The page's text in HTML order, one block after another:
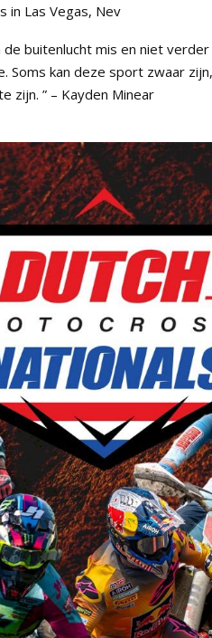
in Las Vegas, Nev
buitenlucht mis en niet
kan deze sport zwaar
zijn. ” – Kayden Minear